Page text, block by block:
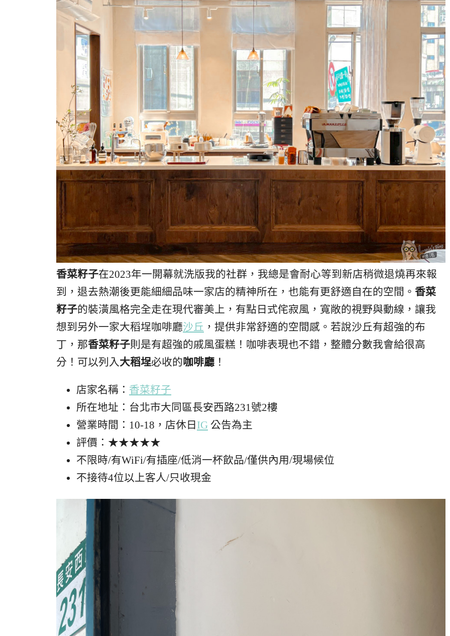
香菜籽子在2023年一開幕就洗版我的社群，我總是會耐心等到新店稍微退燒再來報
到，退去熱潮後更能細細品味一家店的精神所在，也能有更舒適自在的空間。 香菜
籽子的裝潢風格完全走在現代審美上，有點日式侘寂風，寬敞的視野與動線，讓我
想到另外一家大稻埕咖啡廳沙丘 ，提供非常舒適的空間感。若說沙丘有超強的布
丁，那香菜籽子則是有超強的戚風蛋糕！咖啡表現也不錯，整體分數我會給很高
分！可以列入大稻埕必收的咖啡廳 ！
店家名稱： 香菜籽子
所在地址：台北市大同區長安西路231號2樓
營業時間：10-18，店休日 IG 公告為主
評價：★★★★★
不限時/有WiFi/有插座/低消一杯飲品/僅供內用/現場候位
不接待4位以上客人/只收現金